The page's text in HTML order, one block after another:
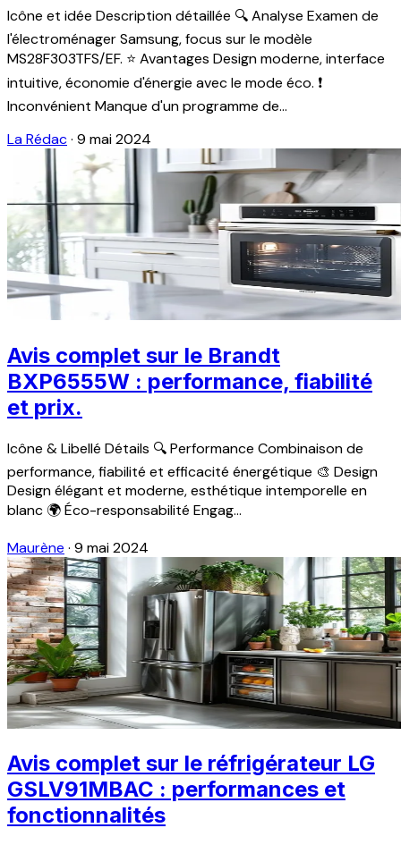
Icône et idée Description détaillée 🔍 Analyse Examen de
l'électroménager Samsung, focus sur le modèle
MS28F303TFS/EF. ⭐ Avantages Design moderne, interface
intuitive, économie d'énergie avec le mode éco. ❗
Inconvénient Manque d'un programme de...
La Rédac· 9 mai 2024
Avis complet sur le Brandt
BXP6555W : performance, fiabilité
et prix.
Icône & Libellé Détails 🔍 Performance Combinaison de
performance, fiabilité et efficacité énergétique 🎨 Design
Design élégant et moderne, esthétique intemporelle en
blanc 🌍 Éco-responsabilité Engag...
Maurène · 9 mai 2024
Avis complet sur le réfrigérateur LG
GSLV91MBAC : performances et
fonctionnalités